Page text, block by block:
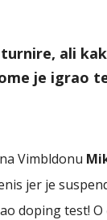
ali
je igrao
Vimbldonu
jer je
doping test! O